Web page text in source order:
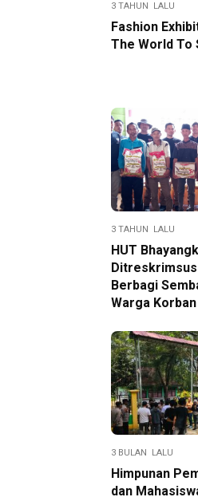
3 TAHUN LALU
Fashion
The World To
3 TAHUN LALU
HUT
Berbagi
Warga
3 BULAN LALU
Himpunan
dan